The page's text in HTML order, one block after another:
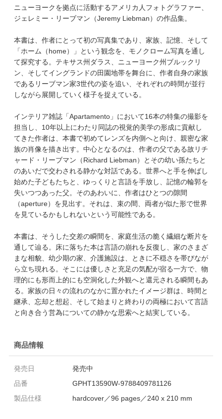
ニューヨークを拠点に活動するアメリカ人フォトグラファー、
ジェレミー・リーブマン（Jeremy Liebman）の作品集。
本書は、作者にとって初の写真集であり、家族、記憶、そして
「ホーム（home）」という観念を、モノクローム写真を通し
て探究する。テキサス州ダラス、ニューヨーク州ブルックリ
ン、そしてイングランドの田園地帯を舞台に、作者自身の家族
であるリーブマン家3世代の姿を追い、それぞれの時間が並行
しながら展開していく様子を捉えている。
インテリア雑誌「Apartamento」において16本の特集の撮影を
担当し、10年以上にわたり同誌の視覚的美学の形成に貢献し
てきた作者は、本書で初めてレンズを内側へと向け、親密な家
族の肖像を描き出す。中心となるのは、作者の父である故リチ
ャード・リーブマン（Richard Liebman）とその幼い孫たちと
のあいだで交わされる静かな対話である。世界へと手を伸ばし
始めた子どもたちと、ゆっくりと言語を手放し、記憶の輪郭を
失いつつあった父。そのあわいに、作者はひとつの隙間
（aperture）を見出す。それは、束の間、両者が似た形で世界
を見ているかもしれないという可能性である。
本書は、そうした交差の瞬間を、家庭生活の脆く繊細な断片を
通して辿る。床に落ちた本は言語の崩れを反復し、家のさまざ
まな相貌、幼少期の家、介護施設は、ときに不穏さを帯びなが
ら立ち現れる。そこには優しさと充足の気配が宿る一方で、物
理的にも形而上的にも空洞化した外観へと還元される瞬間もあ
る。家族の日々の流れのなかに置かれたイメージ群は、時間と
継承、忘却と想起、そして始まりと終わりの両極において言語
と向き合う営為についての静かな思索へと結実している。
商品情報
発売日
発売中
品番
GPHT13590W-9788409781126
製品仕様
hardcover／96 pages／240 x 210 mm